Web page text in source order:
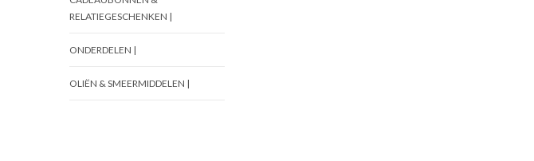
RELATIEGESCHENKEN |
ONDERDELEN |
OLIËN & SMEERMIDDELEN |